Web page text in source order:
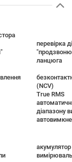
перевірка
ланцюга
(NCV)
True RMS
діапазону
акумулятор